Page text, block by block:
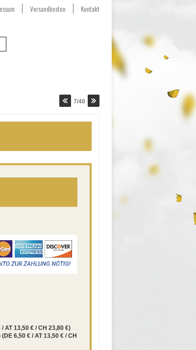
Versandkosten Kontakt
7/46
AT 13,50 € / CH 23,80 €)
6,50 € / AT 13,50 € / CH